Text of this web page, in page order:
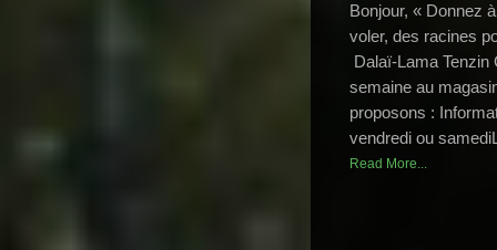
Bonjour, « Donnez
voler, des racines
Dalaï-Lama
semaine au
proposons :
vendredi ou
Read More...